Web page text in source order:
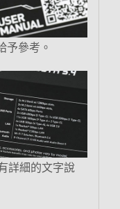
予參考。
詳細的文字說